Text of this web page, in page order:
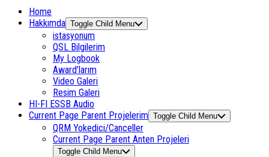
Home
Hakkımda Toggle Child Menu
istasyonum
QSL Bilgilerim
My Logbook
Award’larım
Video Galeri
Resim Galeri
HI-FI ESSB Audio
Current Page Parent Projelerim Toggle Child Menu
QRM Yokedici/Canceller
Current Page Parent Anten Projeleri
Toggle Child Menu